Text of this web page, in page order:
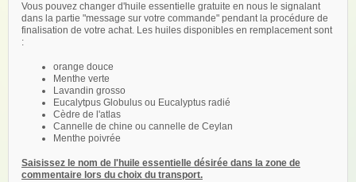
Vous pouvez changer d'huile essentielle gratuite en nous le signalant
dans la partie "message sur votre commande" pendant la procédure de
finalisation de votre achat. Les huiles disponibles en remplacement sont
:
orange douce
Menthe verte
Lavandin grosso
Eucalytpus Globulus ou Eucalyptus radié
Cèdre de l'atlas
Cannelle de chine ou cannelle de Ceylan
Menthe poivrée
Saisissez le nom de l'huile essentielle désirée dans la zone de
commentaire lors du choix du transport.